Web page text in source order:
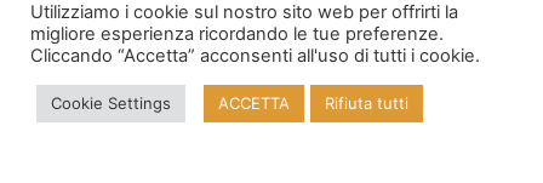
legalmente abilitati alla professione, non devono essere
utilizzate per assumere decisioni riguardanti la propria salute,
eventuali terapie mediche o assunzione di medicinali.
Utilizziamo i cookie sul nostro sito web per offrirti la
migliore esperienza ricordando le tue preferenze.
Cliccando “Accetta” acconsenti all'uso di tutti i cookie.
Cookie Settings ACCETTA Rifiuta tutti